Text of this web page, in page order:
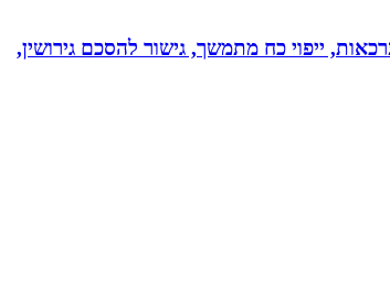
ייפוי כח מתמשך, גישור להסכם גירושין,